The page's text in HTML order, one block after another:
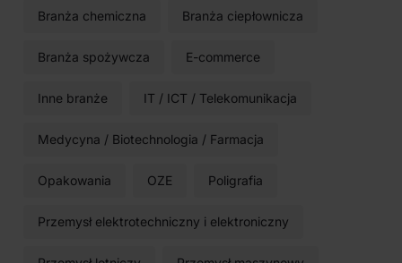
Branża chemiczna Branża ciepłownicza
Branża spożywcza E-commerce
Inne branże IT / ICT / Telekomunikacja
Medycyna / Biotechnologia / Farmacja
Opakowania OZE Poligrafia
Przemysł elektrotechniczny i elektroniczny